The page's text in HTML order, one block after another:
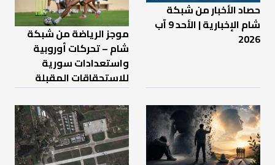
حصاد الأخبار من شبكة
شام الإخبارية | الأحد 9 آب
2026
موجز الرياضة من شبكة
شام – تحركات أوروبية
واستعدادات سورية
للاستحقاقات المقبلة